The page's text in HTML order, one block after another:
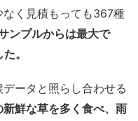
く見積もっても367種
ンプルからは最大で
。
ータと照らし合わせる
鮮な草を多く食べ、雨